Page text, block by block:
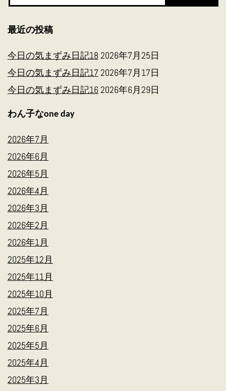
最近の投稿
今日の気まずみ日記18 2026年7月25日
今日の気まずみ日記17 2026年7月17日
今日の気まずみ日記16 2026年6月29日
わん子なone day
2026年7月
2026年6月
2026年5月
2026年4月
2026年3月
2026年2月
2026年1月
2025年12月
2025年11月
2025年10月
2025年7月
2025年6月
2025年5月
2025年4月
2025年3月